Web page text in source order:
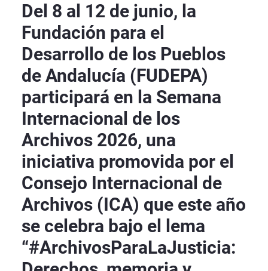
Del 8 al 12 de junio, la
Fundación para el
Desarrollo de los Pueblos
de Andalucía (FUDEPA)
participará en la Semana
Internacional de los
Archivos 2026, una
iniciativa promovida por el
Consejo Internacional de
Archivos (ICA) que este año
se celebra bajo el lema
“#ArchivosParaLaJusticia: